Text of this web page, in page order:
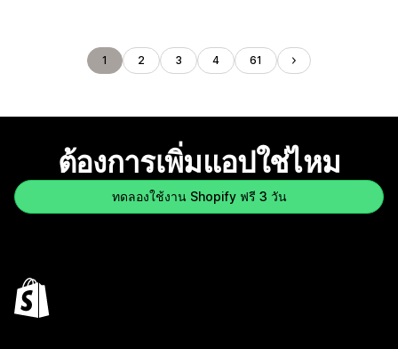
1 2 3 4 61
ต้องการเพิ่มแอปใช่ไหม
ทดลองใช้งาน Shopify ฟรี 3 วัน